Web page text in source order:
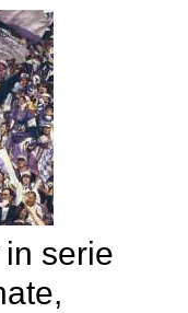
serie